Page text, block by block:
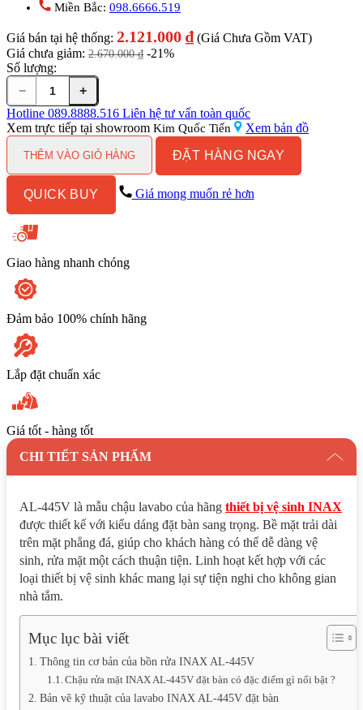
Miền Bắc: 098.6666.519
Giá bán tại hệ thống: 2.121.000 ₫ (Giá Chưa Gồm VAT)
Giá chưa giảm: 2.670.000₫ -21%
Số lượng:
Rửa
Lavabo
INAX
AL-
445V
Bàn
Aqua
Ceramic
số
lượng
−
+
Hotline 089.8888.516 Liên hệ tư vấn toàn quốc
Xem trực tiếp tại showroom Kim Quốc Tiến Xem bản đồ
THÊM VÀO GIỎ HÀNG ĐẶT HÀNG NGAY
QUICK BUY Giá mong muốn rẻ hơn
Giao hàng nhanh chóng
Đảm bảo 100% chính hãng
Lắp đặt chuẩn xác
Giá tốt - hàng tốt
CHI TIẾT SẢN PHẨM
AL-445V là mẫu chậu lavabo của hãng thiết bị vệ sinh INAX
được thiết kế với kiểu dáng đặt bàn sang trọng. Bề mặt trải dài
trên mặt phẳng đá, giúp cho khách hàng có thể dễ dàng vệ
sinh, rửa mặt một cách thuận tiện. Linh hoạt kết hợp với các
loại thiết bị vệ sinh khác mang lại sự tiện nghi cho không gian
nhà tắm.
Mục lục bài viết
Thông tin cơ bản của bồn rửa INAX AL-445V
Chậu rửa mặt INAX AL-445V đặt bàn có đặc điểm gì nổi bật ?
Bản vẽ kỹ thuật của lavabo INAX AL-445V đặt bàn